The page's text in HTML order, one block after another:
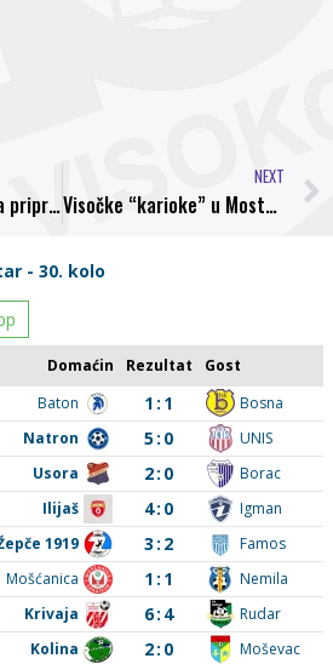
Bosna doputovala na pripreme u Mostar
NEXT
Visočke “karioke” u Mostaru, Dedić jasan: Želimo u Premijer ligu